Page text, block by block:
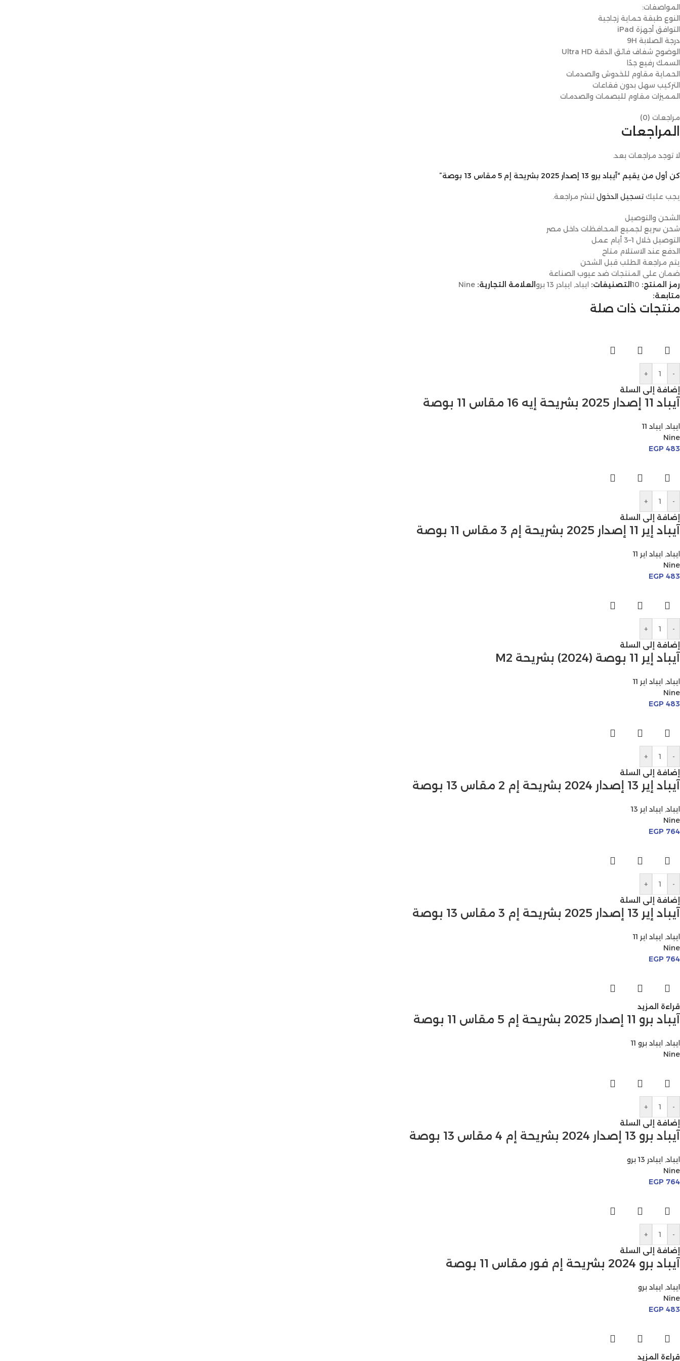
المواصفات:
النوع طبقة حماية زجاجية
التوافق أجهزة iPad
درجة الصلابة 9H
الوضوح شفاف فائق الدقة Ultra HD
السمك رفيع جدًا
الحماية مقاوم للخدوش والصدمات
التركيب سهل بدون فقاعات
المميزات مقاوم للبصمات والصدمات
مراجعات (0)
المراجعات
لا توجد مراجعات بعد.
كن أول من يقيم “آيباد برو 13 إصدار 2025 بشريحة إم 5 مقاس 13 بوصة”
يجب عليك تسجيل الدخول لنشر مراجعة.
الشحن والتوصيل
شحن سريع لجميع المحافظات داخل مصر
التوصيل خلال 1–3 أيام عمل
الدفع عند الاستلام متاح
يتم مراجعة الطلب قبل الشحن
ضمان على المنتجات ضد عيوب الصناعة
رمز المنتج: 10 التصنيفات: ايباد, ايبادر 13 برو العلامة التجارية: Nine
متابعة:
منتجات ذات صلة
-
+
إضافة إلى السلة
آيباد 11 إصدار 2025 بشريحة إيه 16 مقاس 11 بوصة
ايباد, ايباد 11
Nine
EGP 483
-
+
إضافة إلى السلة
آيباد إير 11 إصدار 2025 بشريحة إم 3 مقاس 11 بوصة
ايباد, ايباد اير 11
Nine
EGP 483
-
+
إضافة إلى السلة
آيباد إير 11 بوصة (2024) بشريحة M2
ايباد, ايباد اير 11
Nine
EGP 483
-
+
إضافة إلى السلة
آيباد إير 13 إصدار 2024 بشريحة إم 2 مقاس 13 بوصة
ايباد, ايباد اير 13
Nine
EGP 764
-
+
إضافة إلى السلة
آيباد إير 13 إصدار 2025 بشريحة إم 3 مقاس 13 بوصة
ايباد, ايباد اير 11
Nine
EGP 764
قراءة المزيد
آيباد برو 11 إصدار 2025 بشريحة إم 5 مقاس 11 بوصة
ايباد, ايباد برو 11
Nine
-
+
إضافة إلى السلة
آيباد برو 13 إصدار 2024 بشريحة إم 4 مقاس 13 بوصة
ايباد, ايبادر 13 برو
Nine
EGP 764
-
+
إضافة إلى السلة
آيباد برو 2024 بشريحة إم فور مقاس 11 بوصة
ايباد, ايباد برو
Nine
EGP 483
قراءة المزيد